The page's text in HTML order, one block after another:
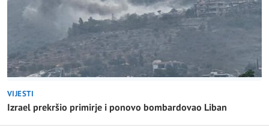
VIJESTI
Izrael prekršio primirje i ponovo bombardovao Liban